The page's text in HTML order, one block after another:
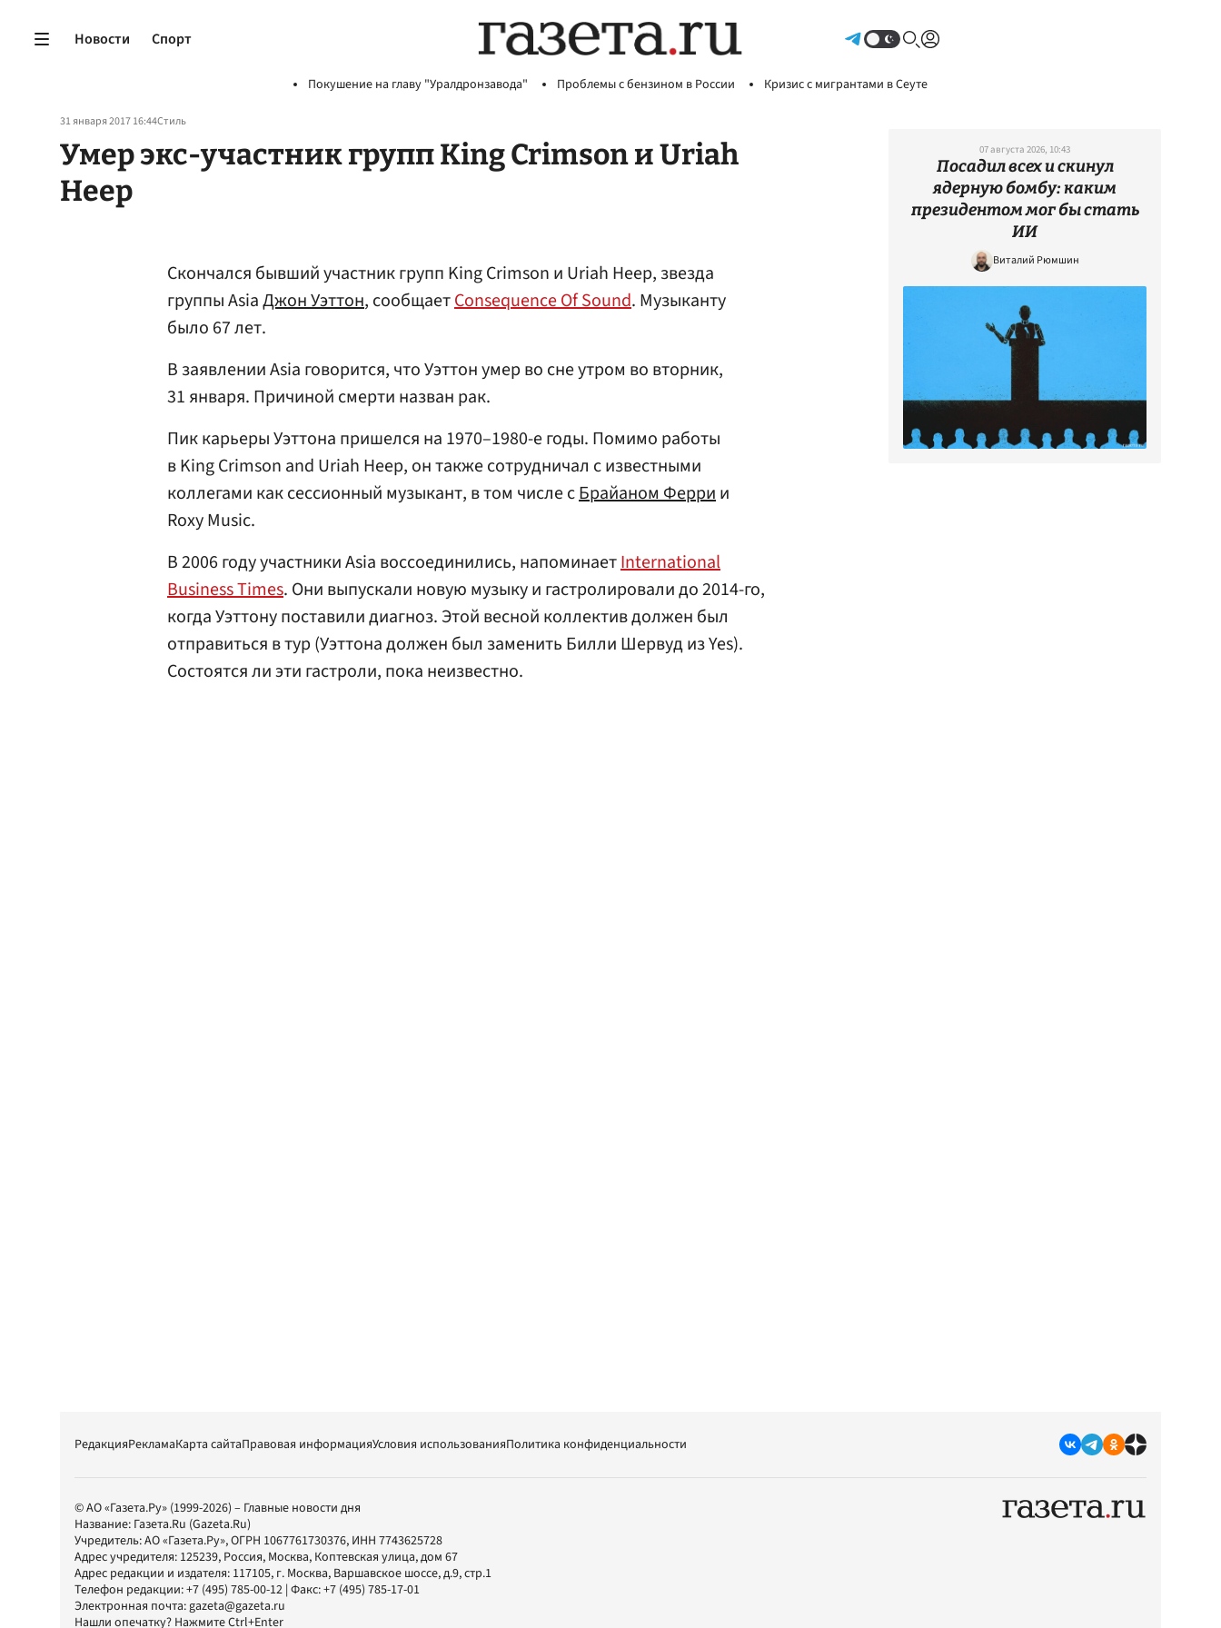
Новости Спорт
Покушение на главу "Уралдронзавода" Проблемы с бензином в России Кризис с мигрантами в Сеуте
31 января 2017 16:44Стиль
Умер экс-участник групп King Crimson и Uriah
Heep
Скончался бывший участник групп King Crimson и Uriah Heep, звезда
группы AsiaДжон Уэттон, сообщаетConsequence Of Sound. Музыканту
было 67 лет.
В заявлении Asia говорится, что Уэттон умер во сне утром во вторник,
31 января. Причиной смерти назван рак.
Пик карьеры Уэттона пришелся на 1970–1980-е годы. Помимо работы
в King Crimson and Uriah Heep, он также сотрудничал с известными
коллегами как сессионный музыкант, в том числе сБрайаном Феррии
Roxy Music.
В 2006 году участники Asia воссоединились, напоминаетInternational
Business Times. Они выпускали новую музыку и гастролировали до 2014-го,
когда Уэттону поставили диагноз. Этой весной коллектив должен был
отправиться в тур (Уэттона должен был заменить Билли Шервуд из Yes).
Состоятся ли эти гастроли, пока неизвестно.
07 августа 2026, 10:43
Посадил всех и скинул
ядерную бомбу: каким
президентом мог бы стать
ИИ
Виталий Рюмшин
РедакцияРекламаКарта сайтаПравовая информацияУсловия использованияПолитика конфиденциальности
© АО «Газета.Ру» (1999-2026) – Главные новости дня
Название: Газета.Ru (Gazeta.Ru)
Учредитель:АО «Газета.Ру», ОГРН 1067761730376, ИНН 7743625728
Адрес учредителя: 125239, Россия, Москва, Коптевская улица, дом 67
Адрес редакции и издателя: 117105, г. Москва, Варшавское шоссе, д.9, стр.1
Телефон редакции:+7 (495) 785-00-12 | Факс:+7 (495) 785-17-01
Электронная почта:gazeta@gazeta.ru
Нашли опечатку? Нажмите Ctrl+Enter